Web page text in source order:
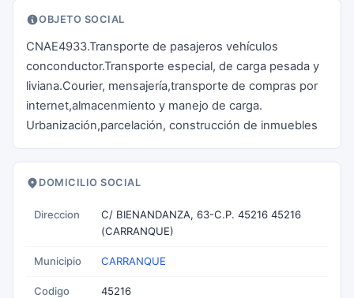
OBJETO SOCIAL
CNAE4933.Transporte de pasajeros vehículos
conconductor.Transporte especial, de carga pesada y
liviana.Courier, mensajería,transporte de compras por
internet,almacenmiento y manejo de carga.
Urbanización,parcelación, construcción de inmuebles
DOMICILIO SOCIAL
Direccion
C/ BIENANDANZA, 63-C.P. 45216 45216
(CARRANQUE)
Municipio CARRANQUE
Codigo
45216